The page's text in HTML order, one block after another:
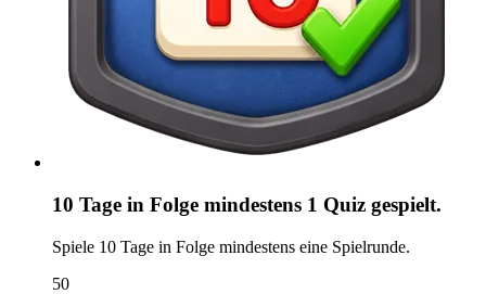
10 Tage in Folge mindestens 1 Quiz gespielt.
Spiele 10 Tage in Folge mindestens eine Spielrunde.
50